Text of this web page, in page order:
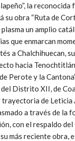
la
su obra “Ruta de
plasma un amplio
que enmarcan
a Chalchihuecan,
hacia
Perote y la
Distrito XII, de
de Leticia
a través de la
con el respaldo
más reciente obra,